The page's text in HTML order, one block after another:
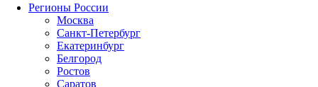
Регионы России
Москва
Санкт-Петербург
Екатеринбург
Белгород
Ростов
Саратов